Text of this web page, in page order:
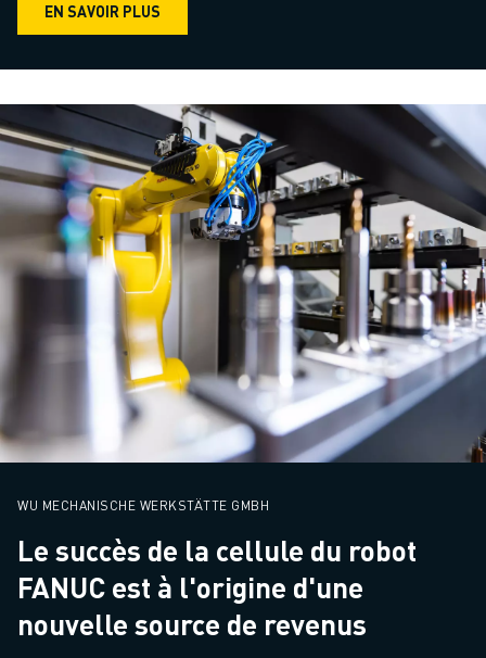
EN SAVOIR PLUS
WU MECHANISCHE WERKSTÄTTE GMBH
Le succès de la cellule du robot
FANUC est à l'origine d'une
nouvelle source de revenus